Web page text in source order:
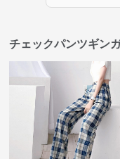
チェックパンツギン